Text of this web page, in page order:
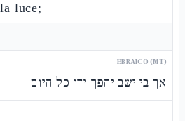
luce;
EBRAICO (MT)
אך בי ישב יהפך ידו כל היום